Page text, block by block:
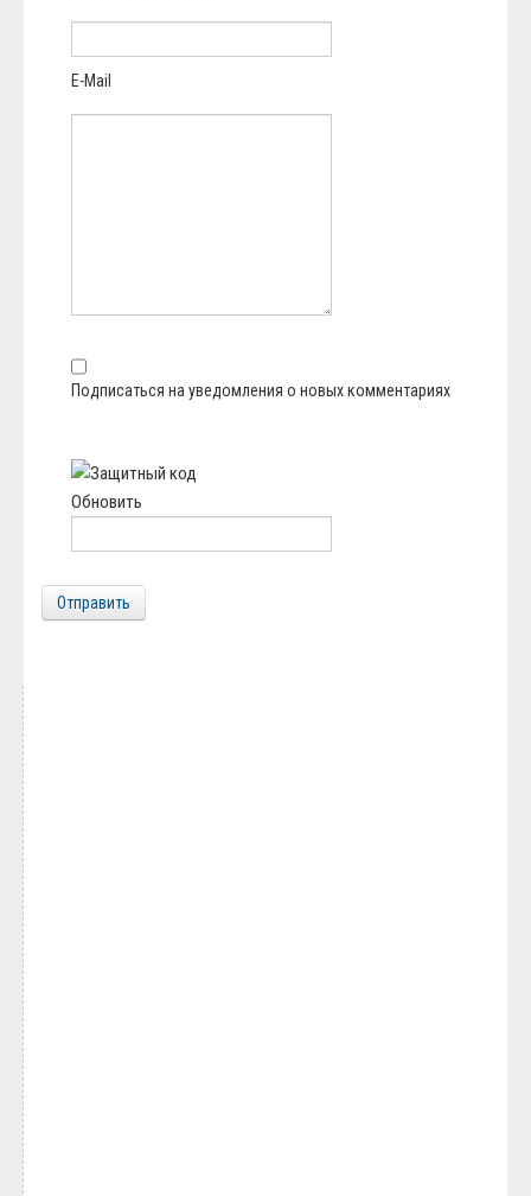
E-Mail
Подписаться на уведомления о новых комментариях
Обновить
Отправить